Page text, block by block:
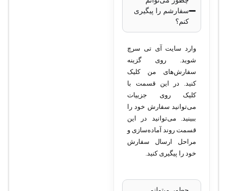
سفارشم را پیگیری
کنم؟
وارد سایت آی تی سرچ
شوید. روی گزینه
سفارش‌های من کلیک
کنید. در این قسمت با
کلیک روی جزییات
می‌توانید سفارش خود را
ببینید. می‌توانید در این
قسمت روند آماده‌سازی و
مراحل ارسال سفارش
خود را پیگیری کنید.